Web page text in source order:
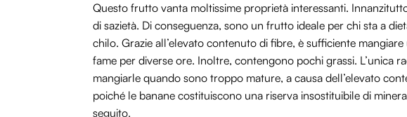
Questo frutto vanta moltissime proprietà interessanti.
di sazietà. Di conseguenza, sono un frutto ideale per chi sta a
chilo. Grazie all’elevato contenuto di fibre, è sufficiente
fame per diverse ore. Inoltre, contengono pochi grassi. L’unica
mangiarle quando sono troppo mature, a causa dell’elevato
poiché le banane costituiscono una riserva insostituibile di
seguito.